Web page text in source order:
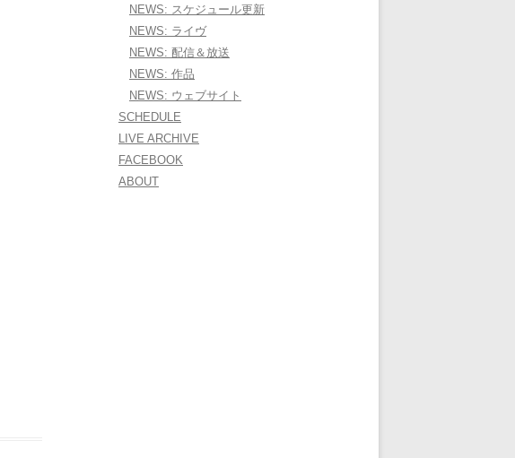
NEWS: スケジュール更新
NEWS: ライヴ
NEWS: 配信＆放送
NEWS: 作品
NEWS: ウェブサイト
SCHEDULE
LIVE ARCHIVE
FACEBOOK
ABOUT